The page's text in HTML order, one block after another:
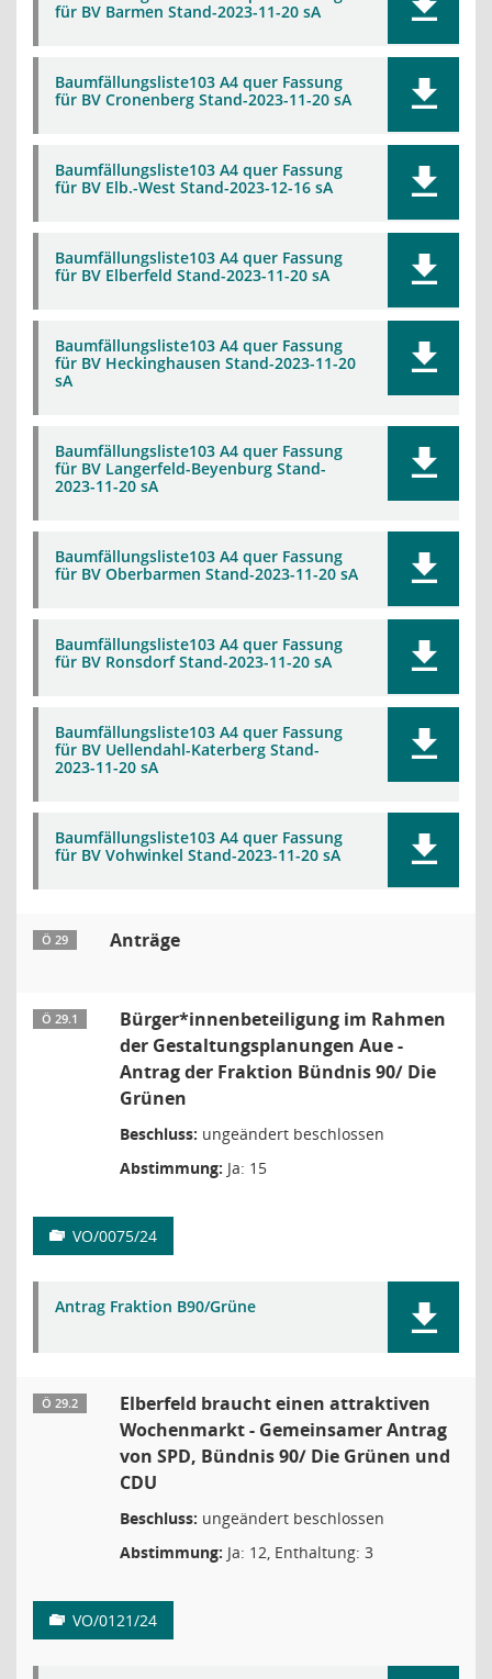
für BV Barmen Stand-2023-11-20 sA
Baumfällungsliste103 A4 quer Fassung
für BV Cronenberg Stand-2023-11-20 sA
Baumfällungsliste103 A4 quer Fassung
für BV Elb.-West Stand-2023-12-16 sA
Baumfällungsliste103 A4 quer Fassung
für BV Elberfeld Stand-2023-11-20 sA
Baumfällungsliste103 A4 quer Fassung
für BV Heckinghausen Stand-2023-11-20
sA
Baumfällungsliste103 A4 quer Fassung
für BV Langerfeld-Beyenburg Stand-
2023-11-20 sA
Baumfällungsliste103 A4 quer Fassung
für BV Oberbarmen Stand-2023-11-20 sA
Baumfällungsliste103 A4 quer Fassung
für BV Ronsdorf Stand-2023-11-20 sA
Baumfällungsliste103 A4 quer Fassung
für BV Uellendahl-Katerberg Stand-
2023-11-20 sA
Baumfällungsliste103 A4 quer Fassung
für BV Vohwinkel Stand-2023-11-20 sA
Ö 29 Anträge
Ö 29.1
Bürger*innenbeteiligung im Rahmen
der Gestaltungsplanungen Aue -
Antrag der Fraktion Bündnis 90/ Die
Grünen
Beschluss: ungeändert beschlossen
Abstimmung: Ja: 15
VO/0075/24
Antrag Fraktion B90/Grüne
Ö 29.2
Elberfeld braucht einen attraktiven
Wochenmarkt - Gemeinsamer Antrag
von SPD, Bündnis 90/ Die Grünen und
CDU
Beschluss: ungeändert beschlossen
Abstimmung: Ja: 12, Enthaltung: 3
VO/0121/24